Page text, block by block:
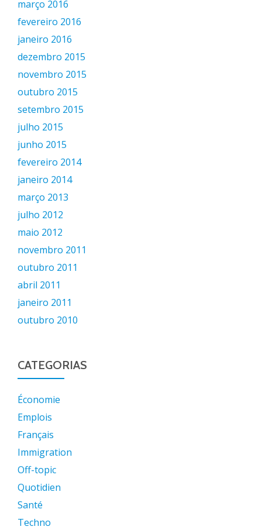
março 2016
fevereiro 2016
janeiro 2016
dezembro 2015
novembro 2015
outubro 2015
setembro 2015
julho 2015
junho 2015
fevereiro 2014
janeiro 2014
março 2013
julho 2012
maio 2012
novembro 2011
outubro 2011
abril 2011
janeiro 2011
outubro 2010
CATEGORIAS
Économie
Emplois
Français
Immigration
Off-topic
Quotidien
Santé
Techno